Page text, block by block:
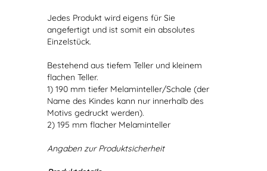
Jedes Produkt wird eigens für Sie
angefertigt und ist somit ein absolutes
Einzelstück.
Bestehend aus tiefem Teller und kleinem
flachen Teller.
1) 190 mm tiefer Melaminteller/Schale (der
Name des Kindes kann nur innerhalb des
Motivs gedruckt werden).
2) 195 mm flacher Melaminteller
Angaben zur Produktsicherheit